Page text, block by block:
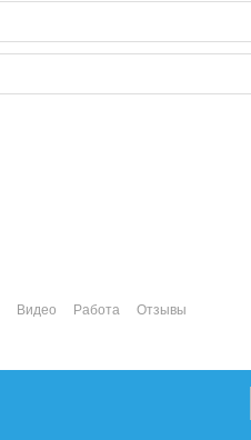
Видео Работа Отзывы